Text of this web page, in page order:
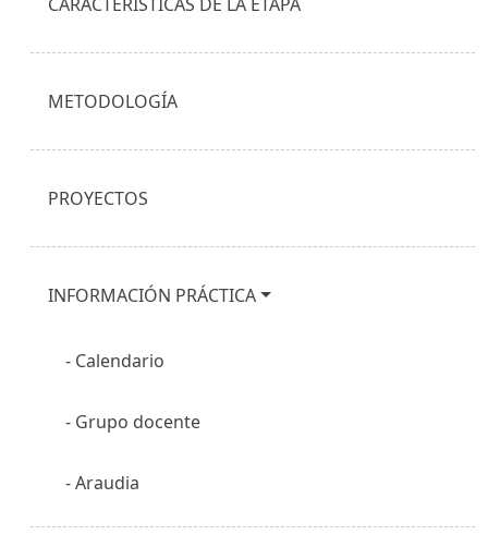
METODOLOGÍA
PROYECTOS
INFORMACIÓN PRÁCTICA
Calendario
Grupo docente
Araudia